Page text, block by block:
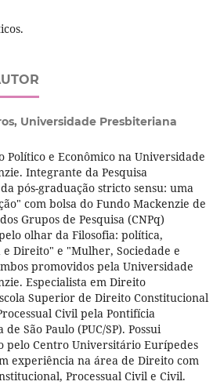
Universidade Presbiteriana
Político e Econômico na Universidade
Integrante da Pesquisa
pós-graduação stricto sensu: uma
com bolsa do Fundo Mackenzie de
Grupos de Pesquisa (CNPq)
olhar da Filosofia: política,
Direito" e "Mulher, Sociedade e
promovidos pela Universidade
Especialista em Direito
Superior de Direito Constitucional
Civil pela Pontifícia
São Paulo (PUC/SP). Possui
pelo Centro Universitário Eurípedes
experiência na área de Direito com
Processual Civil e Civil.